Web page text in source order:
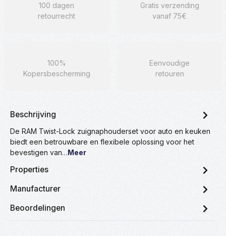
100 dagen
retourrecht
Gratis verzending
vanaf 75€
100%
Kopersbescherming
Eenvoudige
retouren
Beschrijving
De RAM Twist-Lock zuignaphouderset voor auto en keuken
biedt een betrouwbare en flexibele oplossing voor het
bevestigen van…Meer
Properties
Manufacturer
Beoordelingen